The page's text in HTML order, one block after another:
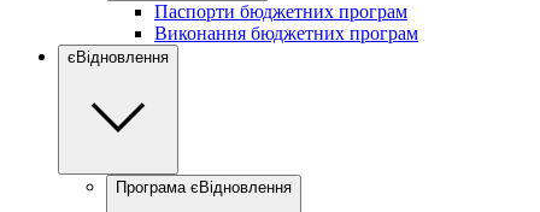
Паспорти бюджетних програм
Виконання бюджетних програм
єВідновлення
Програма єВідновлення